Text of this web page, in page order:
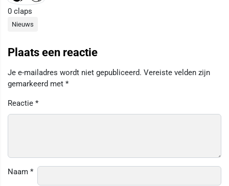
0 claps
Nieuws
Plaats een reactie
Je e-mailadres wordt niet gepubliceerd. Vereiste velden zijn
gemarkeerd met *
Reactie *
Naam *